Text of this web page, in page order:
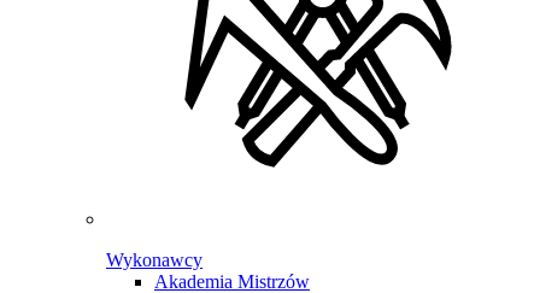
Wykonawcy
Akademia Mistrzów